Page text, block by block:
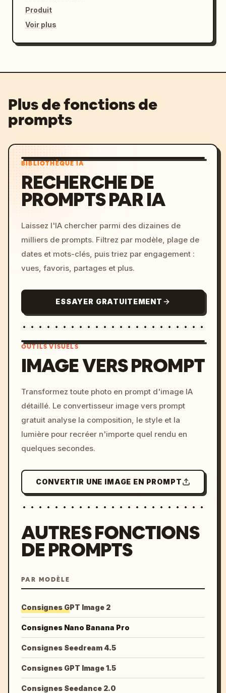
Produit
Voir plus
Plus de fonctions de
prompts
BIBLIOTHÈQUE IA
RECHERCHE DE
PROMPTS PAR IA
Laissez l'IA chercher parmi des dizaines de
milliers de prompts. Filtrez par modèle, plage de
dates et mots-clés, puis triez par engagement :
vues, favoris, partages et plus.
ESSAYER GRATUITEMENT
c, cyberpunk sunset, neon
colors, 8k --v 6.0
OUTILS VISUELS
IMAGE VERS PROMPT
Transformez toute photo en prompt d'image IA
détaillé. Le convertisseur image vers prompt
gratuit analyse la composition, le style et la
lumière pour recréer n'importe quel rendu en
quelques secondes.
CONVERTIR UNE IMAGE EN PROMPT
AUTRES FONCTIONS
DE PROMPTS
PAR MODÈLE
Consignes GPT Image 2
Consignes Nano Banana Pro
Consignes Seedream 4.5
Consignes GPT Image 1.5
Consignes Seedance 2.0